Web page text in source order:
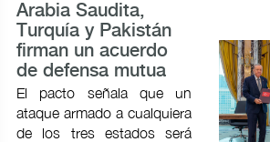
Arabia Saudita,
Turquía y Pakistán
firman un acuerdo
de defensa mutua
El pacto señala que un
ataque armado a cualquiera
de los tres estados será